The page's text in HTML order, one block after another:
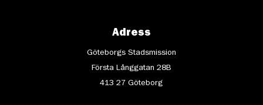
Adress
Göteborgs Stadsmission
Första Långgatan 28B
413 27 Göteborg